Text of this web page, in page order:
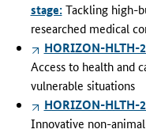
stage:Tackling high-
researched medical
HORIZON-HLTH-
Access to health and
vulnerable situations
HORIZON-HLTH-
Innovative non-